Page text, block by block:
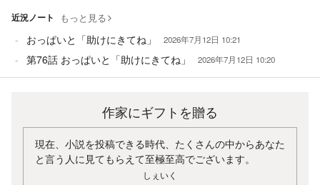
近況ノート もっと見る
おっぱいと「助けにきてね」 2026年7月12日 10:21
第76話 おっぱいと「助けにきてね」 2026年7月12日 10:20
作家にギフトを贈る
現在、小説を投稿できる時代、たくさんの中からあなた
と言う人に見てもらえて至極至高でございます。
しぇいく